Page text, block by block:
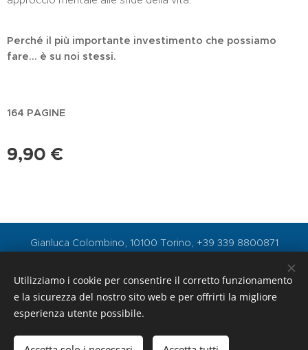
Perché il più importante investimento che possiamo
fare… è su noi stessi.
164 PAGINE
9,90 €
Gianluca Colombino, 10100 Torino, +39 339 8800871
Cookies
Utilizziamo i cookie per consentire il corretto funzionamento
e la sicurezza del nostro sito web e per offrirti la migliore
esperienza utente possibile.